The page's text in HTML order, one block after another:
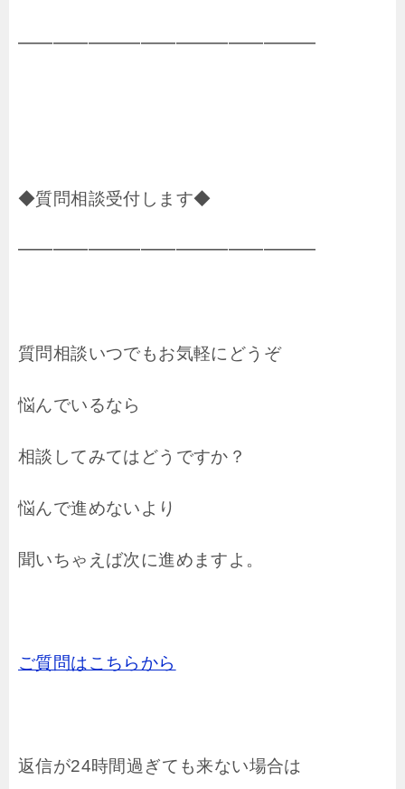
━━━━━━━━━━━━━━━━━
◆質問相談受付します◆
━━━━━━━━━━━━━━━━━
質問相談いつでもお気軽にどうぞ
悩んでいるなら
相談してみてはどうですか？
悩んで進めないより
聞いちゃえば次に進めますよ。
ご質問はこちらから
返信が24時間過ぎても来ない場合は